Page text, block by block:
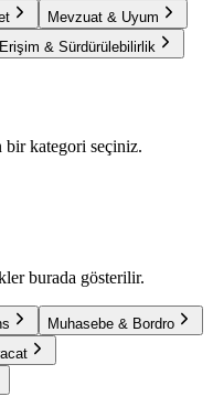
Mevzuat & Uyum
& Sürdürülebilirlik
bir kategori seçiniz.
burada gösterilir.
Muhasebe & Bordro